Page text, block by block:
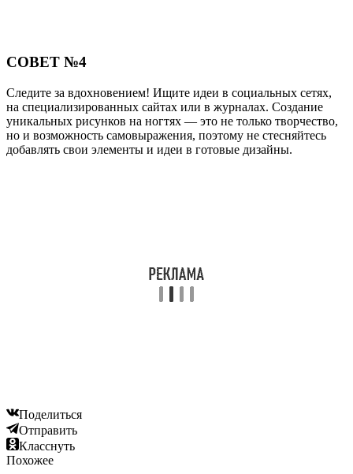
СОВЕТ №4
Следите за вдохновением! Ищите идеи в социальных сетях,
на специализированных сайтах или в журналах. Создание
уникальных рисунков на ногтях — это не только творчество,
но и возможность самовыражения, поэтому не стесняйтесь
добавлять свои элементы и идеи в готовые дизайны.
Поделиться
Отправить
Класснуть
Похожее